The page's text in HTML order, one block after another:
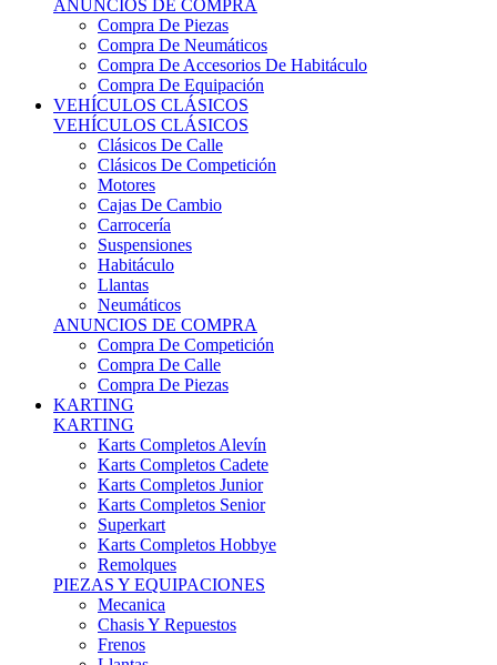
Compra De Neumáticos
Compra De Accesorios De Habitáculo
Compra De Equipación
VEHÍCULOS CLÁSICOS
VEHÍCULOS CLÁSICOS
Clásicos De Calle
Clásicos De Competición
Motores
Cajas De Cambio
Carrocería
Suspensiones
Habitáculo
Llantas
Neumáticos
ANUNCIOS DE COMPRA
Compra De Competición
Compra De Calle
Compra De Piezas
KARTING
KARTING
Karts Completos Alevín
Karts Completos Cadete
Karts Completos Junior
Karts Completos Senior
Superkart
Karts Completos Hobbye
Remolques
PIEZAS Y EQUIPACIONES
Mecanica
Chasis Y Repuestos
Frenos
Llantas
Neumáticos